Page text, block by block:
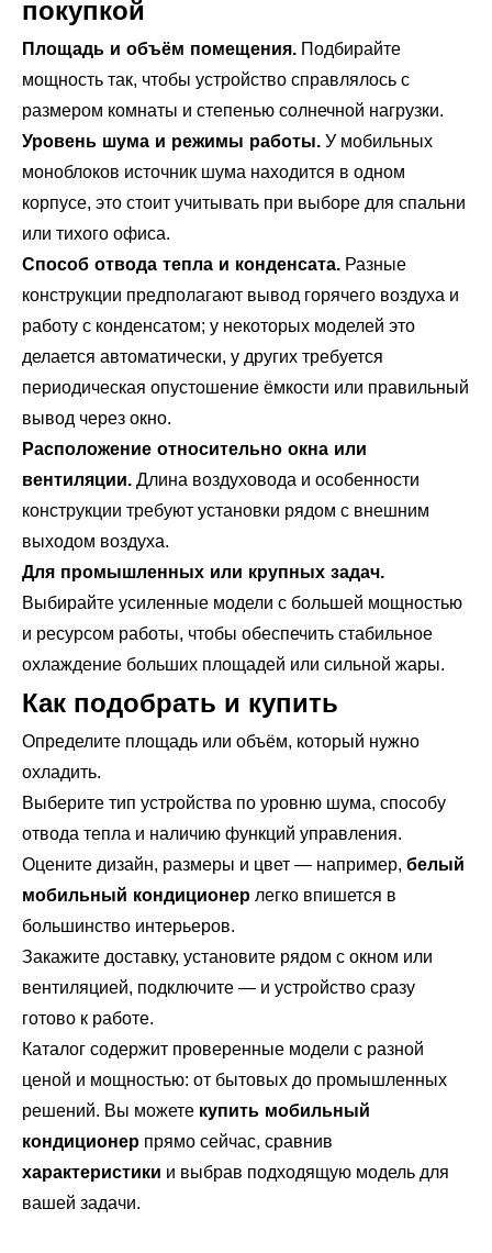
покупкой
Площадь и объём помещения. Подбирайте
мощность так, чтобы устройство справлялось с
размером комнаты и степенью солнечной нагрузки.
Уровень шума и режимы работы. У мобильных
моноблоков источник шума находится в одном
корпусе, это стоит учитывать при выборе для спальни
или тихого офиса.
Способ отвода тепла и конденсата. Разные
конструкции предполагают вывод горячего воздуха и
работу с конденсатом; у некоторых моделей это
делается автоматически, у других требуется
периодическая опустошение ёмкости или правильный
вывод через окно.
Расположение относительно окна или
вентиляции. Длина воздуховода и особенности
конструкции требуют установки рядом с внешним
выходом воздуха.
Для промышленных или крупных задач.
Выбирайте усиленные модели с большей мощностью
и ресурсом работы, чтобы обеспечить стабильное
охлаждение больших площадей или сильной жары.
Как подобрать и купить
Определите площадь или объём, который нужно
охладить.
Выберите тип устройства по уровню шума, способу
отвода тепла и наличию функций управления.
Оцените дизайн, размеры и цвет — например, белый
мобильный кондиционер легко впишется в
большинство интерьеров.
Закажите доставку, установите рядом с окном или
вентиляцией, подключите — и устройство сразу
готово к работе.
Каталог содержит проверенные модели с разной
ценой и мощностью: от бытовых до промышленных
решений. Вы можете купить мобильный
кондиционер прямо сейчас, сравнив
характеристики и выбрав подходящую модель для
вашей задачи.